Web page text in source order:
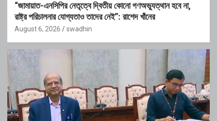
“জামায়াত-এনসিপির নেতৃত্বে দ্বিতীয় কোনো গণঅভ্যুত্থান হবে না,
রাষ্ট্র পরিচালনার যোগ্যতাও তাদের নেই”: রাশেদ খাঁনের
August 6, 2026 swadhin